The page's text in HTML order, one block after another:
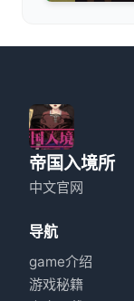
帝国入境所
中文官网
导航
game介绍
游戏秘籍